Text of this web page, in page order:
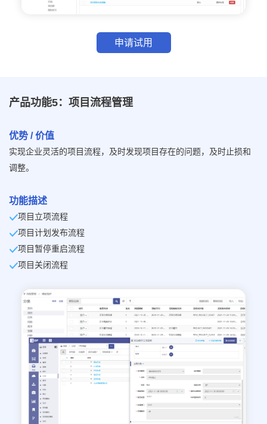
申请试用
产品功能5：项目流程管理
优势 / 价值
实现企业灵活的项目流程，及时发现项目存在的问题，及时止损和
调整。
功能描述
项目立项流程
项目计划发布流程
项目暂停重启流程
项目关闭流程